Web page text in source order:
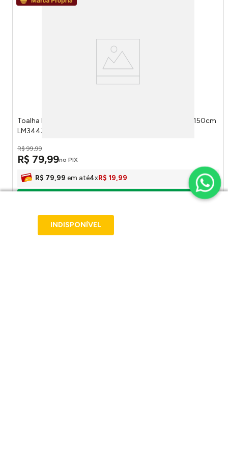
INDISPONÍVEL
Toalha Mesa Retangular Vermelha Natal Poliéster 180x150cm
LM3443NTL - honeyhome
R$ 99,99
R$ 79,99no PIX
R$ 79,99 em até4xR$ 19,99